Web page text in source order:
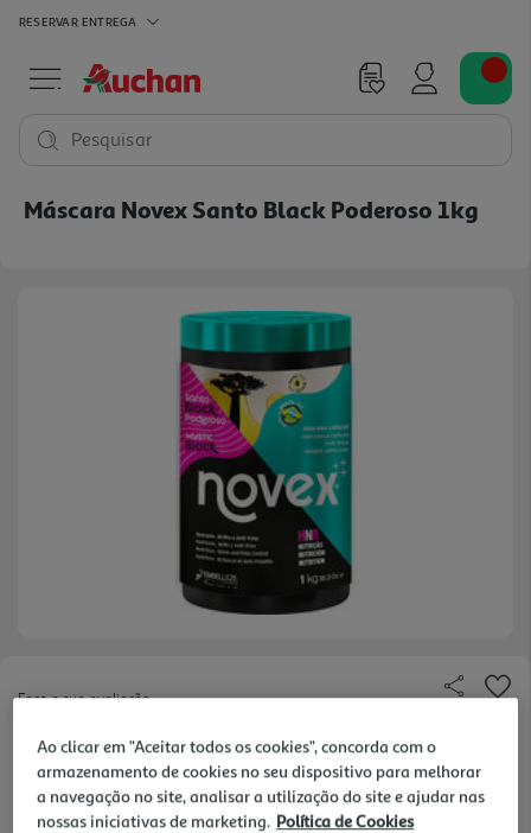
RESERVAR ENTREGA
Pesquisar
Máscara Novex Santo Black Poderoso 1kg
Faça a sua avaliação
11.51 €/Kg
Ao clicar em "Aceitar todos os cookies", concorda com o
armazenamento de cookies no seu dispositivo para melhorar
a navegação no site, analisar a utilização do site e ajudar nas
nossas iniciativas de marketing. Política de Cookies